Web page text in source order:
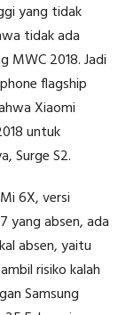
yang tidak
tidak ada
MWC 2018. Jadi
flagship
Xiaomi
untuk
Surge S2.
6X, versi
yang absen, ada
absen, yaitu
risiko kalah
Samsung